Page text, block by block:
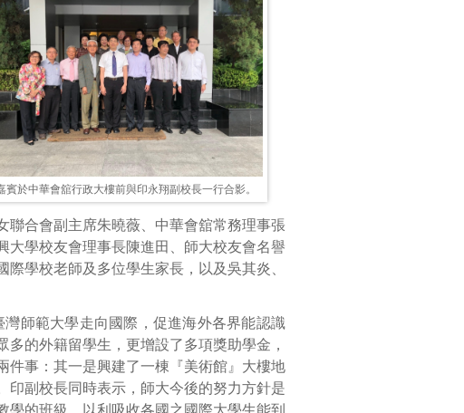
賓於中華會舘行政大樓前與印永翔副校長一行合影。
聯合會副主席朱曉薇、中華會舘常務理事張
大學校友會理事長陳進田、師大校友會名譽
學校老師及多位學生家長，以及吳其炎、
師範大學走向國際，促進海外各界能認識
的外籍留學生，更增設了多項獎助學金，
件事：其一是興建了一棟『美術館』大樓地
印副校長同時表示，師大今後的努力方針是
的班級，以利吸收各國之國際大學生能到